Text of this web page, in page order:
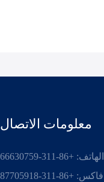
معلومات الاتصال
الهاتف: +86-311-66630759
فاكس: +86-311-87705918